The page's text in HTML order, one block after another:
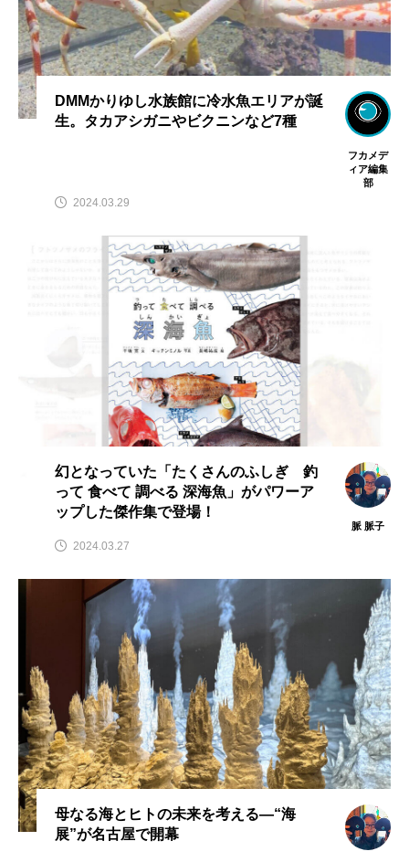
DMMかりゆし水族館に冷水魚エリアが誕
生。タカアシガニやビクニンなど7種
フカメデ
ィア編集
部
2024.03.29
幻となっていた「たくさんのふしぎ 釣
って 食べて 調べる 深海魚」がパワーア
ップした傑作集で登場！
脈 脈子
2024.03.27
母なる海とヒトの未来を考える—“海
展”が名古屋で開幕